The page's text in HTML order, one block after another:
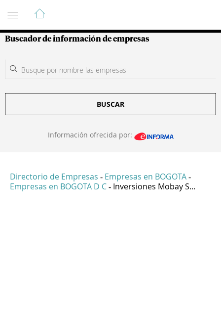
Guía de Empresas Colombianas
Buscador de información de empresas
BUSCAR
Información ofrecida por:
Directorio de Empresas - Empresas en BOGOTA -
Empresas en BOGOTA D C - Inversiones Mobay S...